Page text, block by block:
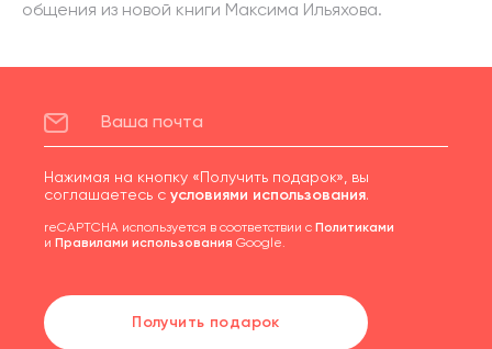
общения из новой книги Максима Ильяхова.
Нажимая на кнопку «Получить подарок», вы
соглашаетесь с условиями использования.
reCAPTCHA используется в соответствии с Политиками
и Правилами использования Google.
Получить подарок